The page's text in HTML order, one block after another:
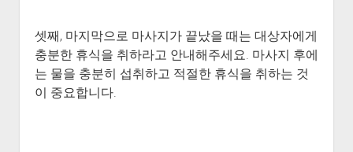
셋째, 마지막으로 마사지가 끝났을 때는 대상자에게
충분한 휴식을 취하라고 안내해주세요. 마사지 후에
는 물을 충분히 섭취하고 적절한 휴식을 취하는 것
이 중요합니다.